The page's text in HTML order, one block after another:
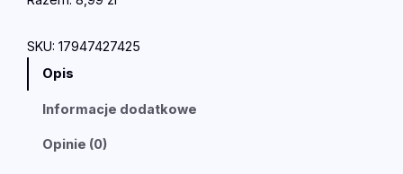
ć
U
SKU: 17947427425
Opis
Informacje dodatkowe
Opinie (0)